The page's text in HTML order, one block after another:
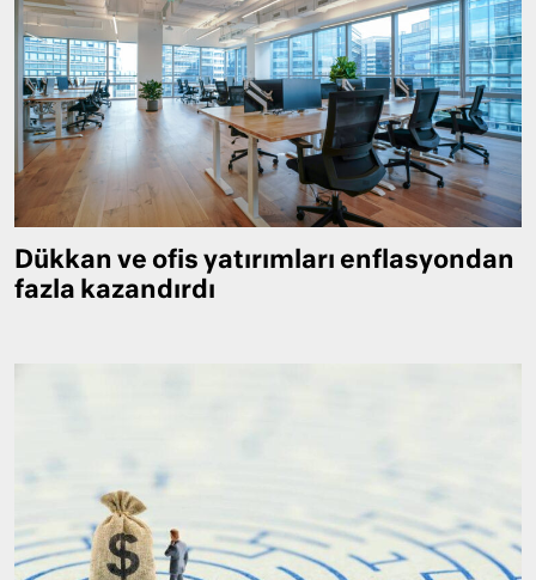
Dükkan ve ofis yatırımları enflasyondan
fazla kazandırdı